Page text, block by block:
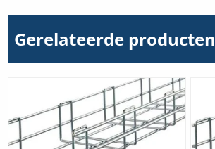
Gerelateerde producten